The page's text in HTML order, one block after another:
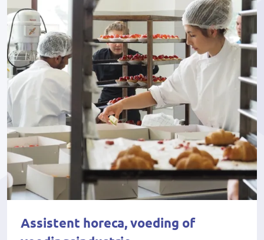
Assistent horeca, voeding of